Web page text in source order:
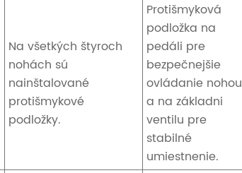
Na všetkých štyroch
nohách sú
nainštalované
protišmykové
podložky.
Protišmyková
podložka na
pedáli pre
bezpečnejšie
ovládanie nohou
a na základni
ventilu pre
stabilné
umiestnenie.